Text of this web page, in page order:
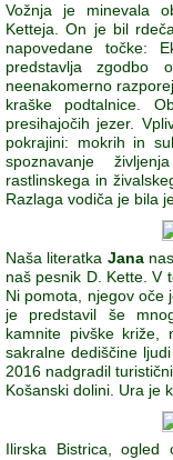
Vožnja je minevala
Ketteja. On je bil
napovedane točke:
predstavlja
neenakomerno
kraške podtalnice.
presihajočih jezer.
pokrajini: mokrih in
spoznavanje
rastlinskega in
Razlaga vodiča je bila
Naša literatka Jananas
naš pesnik D. Kette. V
Ni pomota, njegov oče
je predstavil še
kamnite pivške križe,
sakralne dediščine
2016 nadgradil
Košanski dolini. Ura je
Ilirska Bistrica, ogled